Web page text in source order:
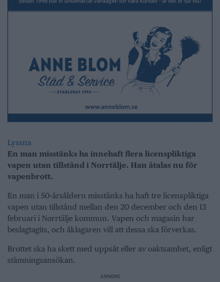
Lyssna
En man misstänks ha innehaft flera licenspliktiga
vapen utan tillstånd i Norrtälje. Han åtalas nu för
vapenbrott.
En man i 50-årsåldern misstänks ha haft tre licenspliktiga
vapen utan tillstånd mellan den 20 december och den 13
februari i Norrtälje kommun. Vapen och magasin har
beslagtagits, och åklagaren vill att dessa ska förverkas.
Brottet ska ha skett med uppsåt eller av oaktsamhet, enligt
stämningsansökan.
ANNONS